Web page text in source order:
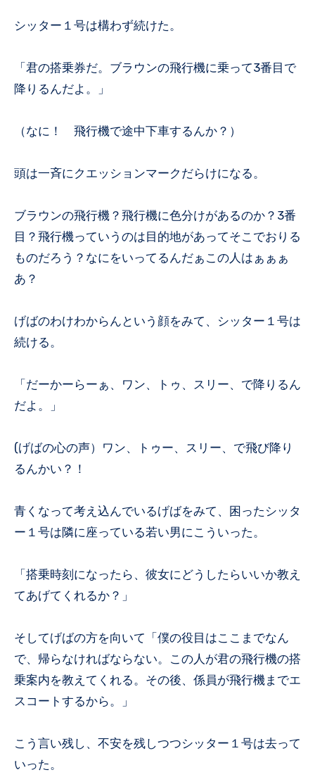
シッター１号は構わず続けた。
「君の搭乗券だ。ブラウンの飛行機に乗って3番目で
降りるんだよ。」
（なに！ 飛行機で途中下車するんか？）
頭は一斉にクエッションマークだらけになる。
ブラウンの飛行機？飛行機に色分けがあるのか？3番
目？飛行機っていうのは目的地があってそこでおりる
ものだろう？なにをいってるんだぁこの人はぁぁぁ
あ？
げばのわけわからんという顔をみて、シッター１号は
続ける。
「だーかーらーぁ、ワン、トゥ、スリー、で降りるん
だよ。」
(げばの心の声）ワン、トゥー、スリー、で飛び降り
るんかい？！
青くなって考え込んでいるげばをみて、困ったシッタ
ー１号は隣に座っている若い男にこういった。
「搭乗時刻になったら、彼女にどうしたらいいか教え
てあげてくれるか？」
そしてげばの方を向いて「僕の役目はここまでなん
で、帰らなければならない。この人が君の飛行機の搭
乗案内を教えてくれる。その後、係員が飛行機までエ
スコートするから。」
こう言い残し、不安を残しつつシッター１号は去って
いった。